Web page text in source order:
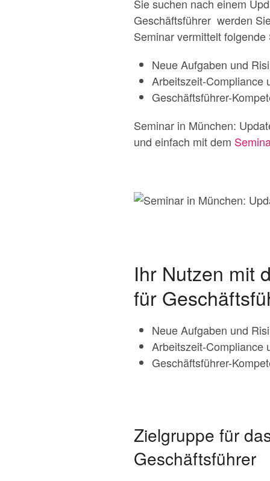
Sie suchen nach einem
Geschäftsführer werden
Seminar vermittelt folgende
Neue Aufgaben und
Arbeitszeit-Compliance
Geschäftsführer-
Seminar in München:
und einfach mit dem
Ihr Nutzen mit
für
Neue Aufgaben und
Arbeitszeit-Compliance
Geschäftsführer-
Zielgruppe für
Geschäftsführer